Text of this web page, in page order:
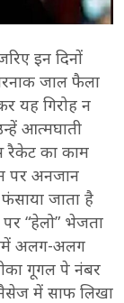
इन दिनों
जाल फैला
यह गिरोह न
आत्मघाती
रैकेट का काम
पर अनजान
जाता है
“हेलो” भेजता
अलग-अलग
गूगल पे नंबर
में साफ लिखा